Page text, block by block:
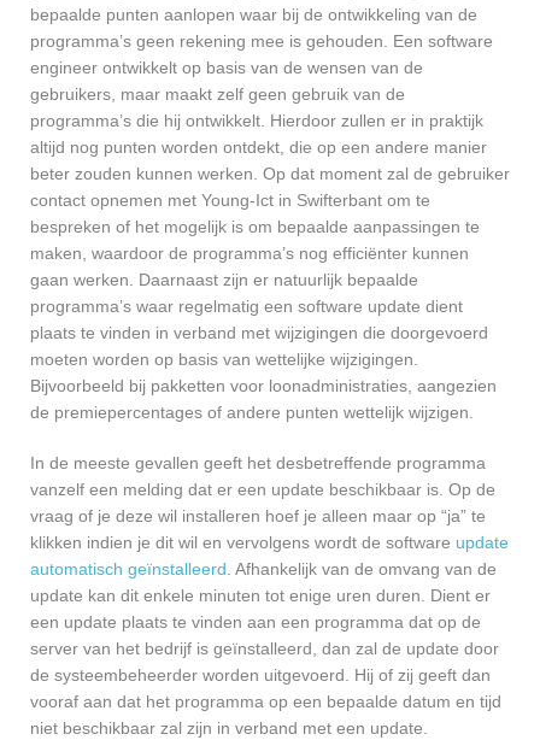
bepaalde punten aanlopen waar bij de ontwikkeling van de
programma’s geen rekening mee is gehouden. Een software
engineer ontwikkelt op basis van de wensen van de
gebruikers, maar maakt zelf geen gebruik van de
programma’s die hij ontwikkelt. Hierdoor zullen er in praktijk
altijd nog punten worden ontdekt, die op een andere manier
beter zouden kunnen werken. Op dat moment zal de gebruiker
contact opnemen met Young-Ict in Swifterbant om te
bespreken of het mogelijk is om bepaalde aanpassingen te
maken, waardoor de programma’s nog efficiënter kunnen
gaan werken. Daarnaast zijn er natuurlijk bepaalde
programma’s waar regelmatig een software update dient
plaats te vinden in verband met wijzigingen die doorgevoerd
moeten worden op basis van wettelijke wijzigingen.
Bijvoorbeeld bij pakketten voor loonadministraties, aangezien
de premiepercentages of andere punten wettelijk wijzigen.
In de meeste gevallen geeft het desbetreffende programma
vanzelf een melding dat er een update beschikbaar is. Op de
vraag of je deze wil installeren hoef je alleen maar op “ja” te
klikken indien je dit wil en vervolgens wordt de software update
automatisch geïnstalleerd. Afhankelijk van de omvang van de
update kan dit enkele minuten tot enige uren duren. Dient er
een update plaats te vinden aan een programma dat op de
server van het bedrijf is geïnstalleerd, dan zal de update door
de systeembeheerder worden uitgevoerd. Hij of zij geeft dan
vooraf aan dat het programma op een bepaalde datum en tijd
niet beschikbaar zal zijn in verband met een update.